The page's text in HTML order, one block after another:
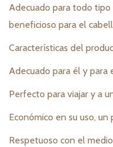
Adecuado para todo
beneficioso para el
Características del
Adecuado para él y para
Perfecto para viajar y a
Económico en su uso, un
Respetuoso con el